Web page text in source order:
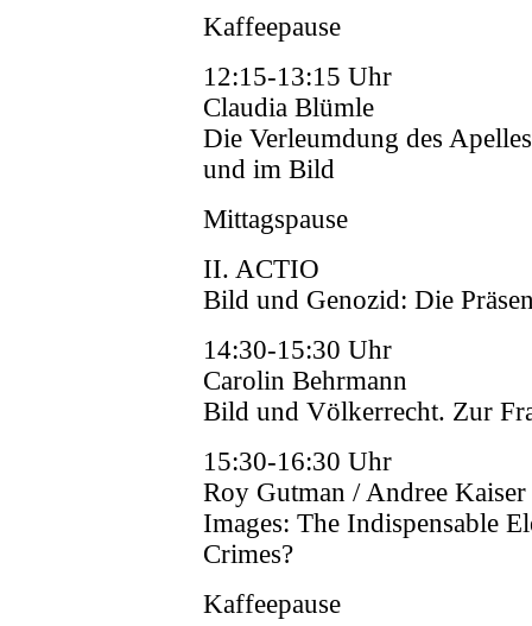
Kaffeepause
12:15-13:15 Uhr
Claudia Blümle
Die Verleumdung des
und im Bild
Mittagspause
II. ACTIO
Bild und Genozid: Die
14:30-15:30 Uhr
Carolin Behrmann
Bild und Völkerrecht. Zur
15:30-16:30 Uhr
Roy Gutman / Andree Kaiser
Images: The Indispensable
Crimes?
Kaffeepause